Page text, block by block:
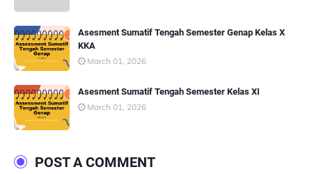
Asesment Sumatif Tengah Semester Genap Kelas X
KKA
March 01, 2026
Asesment Sumatif Tengah Semester Kelas XI
March 01, 2026
POST A COMMENT